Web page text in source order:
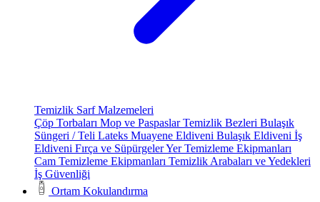
Temizlik Sarf Malzemeleri
Çöp Torbaları Mop ve PaspaslarTemizlik Bezleri Bulaşık
Süngeri / Teli Lateks Muayene Eldiveni Bulaşık Eldiveni İş
Eldiveni Fırça ve SüpürgelerYer Temizleme Ekipmanları
Cam Temizleme Ekipmanları Temizlik Arabaları ve Yedekleri
İş Güvenliği
Ortam Kokulandırma